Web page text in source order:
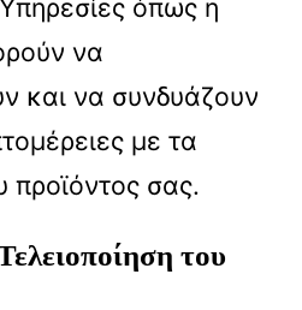
όπως η
να
και να συνδυάζουν
με τα
προϊόντος σας.
του